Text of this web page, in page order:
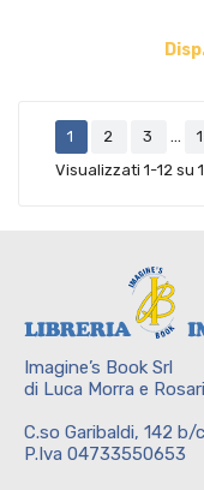
1 2 3 …
Visualizzati 1-12 su
Imagine’s Book Srl
di Luca Morra e
C.so Garibaldi, 142 b/
P.Iva 04733550653